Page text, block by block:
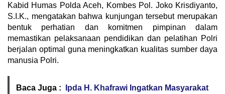
Kabid Humas Polda Aceh, Kombes Pol. Joko Krisdiyanto,
S.I.K., mengatakan bahwa kunjungan tersebut merupakan
bentuk perhatian dan komitmen pimpinan dalam
memastikan pelaksanaan pendidikan dan pelatihan Polri
berjalan optimal guna meningkatkan kualitas sumber daya
manusia Polri.
Baca Juga :
Ipda H. Khafrawi Ingatkan Masyarakat